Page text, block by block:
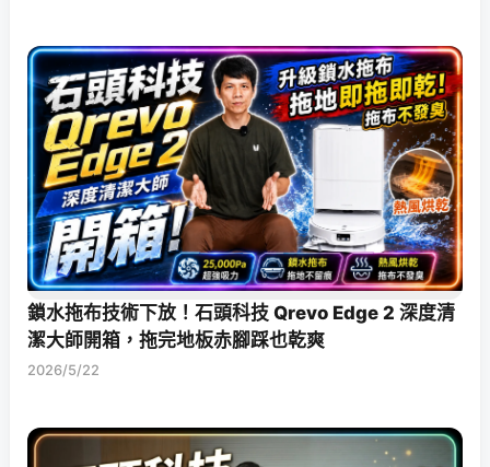
鎖水拖布技術下放！石頭科技 Qrevo Edge 2 深度清
潔大師開箱，拖完地板赤腳踩也乾爽
2026/5/22